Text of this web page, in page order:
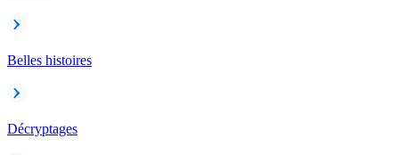
Belles histoires
Décryptages